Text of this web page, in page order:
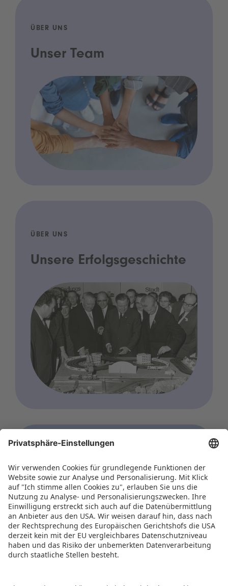
ÜBER UNS
Unser Team
ÜBER UNS
Unsere Erfolgsgeschichte
Unser internationales
Netzwerk